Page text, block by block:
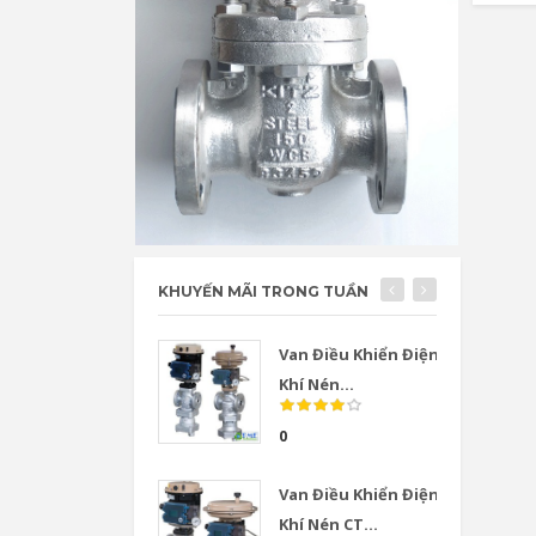
KHUYẾN MÃI TRONG TUẦN
Van Điều Khiển Điện
Khí Nén...
0
Van Điều Khiển Điện
Khí Nén CT...